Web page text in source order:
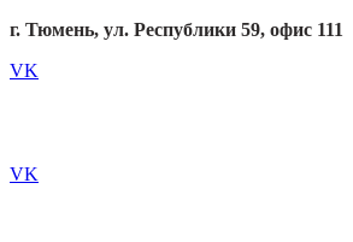
г. Тюмень, ул. Республики 59, офис 111
VK
VK